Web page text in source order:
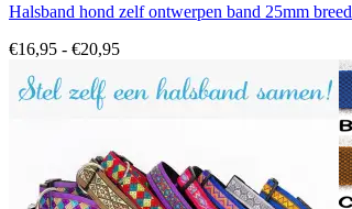
Halsband hond zelf ontwerpen band 25mm breed
€16,95 - €20,95Prijsklasse:
tot
€20,95